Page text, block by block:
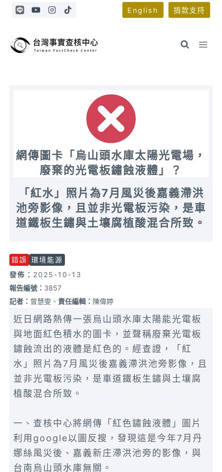
Skip
English 捐款支持
網傳圖卡「烏山頭水庫太陽光電場，
廢棄的光電板鏽蝕液體」？
「紅水」照片為7月風災後嘉義滯洪
池旁影像，且並非光電板污染，是車
道鐵板生鏽與土壤腐植酸混合所致。
錯誤 環境能源
發佈： 2025-10-13
報告編號： 3857
記者： 曾慧雯、責任編輯： 陳偉婷
近日網路熱傳一張烏山頭水庫太陽能光電板
與地面紅色積水的圖卡，並聲稱廢棄光電板
鏽蝕流出的液體是紅色的。經查證，「紅
水」照片為7月風災後嘉義滯洪池旁影像，且
並非光電板污染，是車道鐵板生鏽與土壤腐
植酸混合所致。
一、查核中心將網傳「紅色鏽蝕液體」圖片
利用google以圖反搜，發現這是今年7月丹
娜絲風災後、嘉義新庄滯洪池旁的影像，與
台南烏山頭水庫無關。